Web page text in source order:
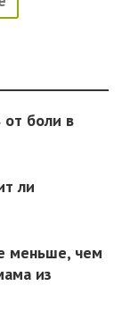
боли в
ли
меньше, чем
из